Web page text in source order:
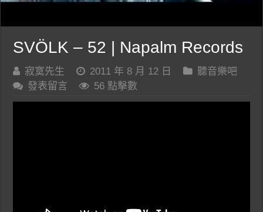
SVÖLK – 52 | Napalm Records
寂寞先生 2011 年 8 月 12 日
聽音樂吧
發表留言
56 點擊數